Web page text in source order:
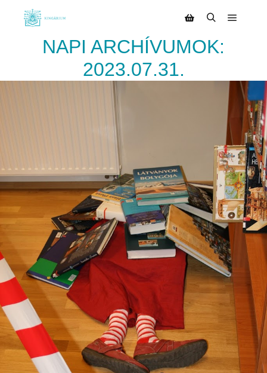
NAPI ARCHÍVUMOK:
2023.07.31.